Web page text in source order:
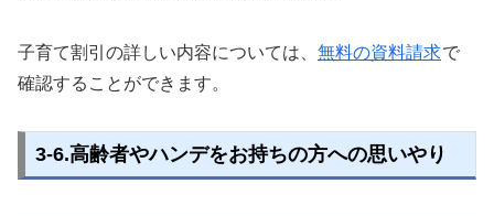
子育て割引の詳しい内容については、 無料の資料請求で
確認することができます。
3-6.高齢者やハンデをお持ちの方への思いやり